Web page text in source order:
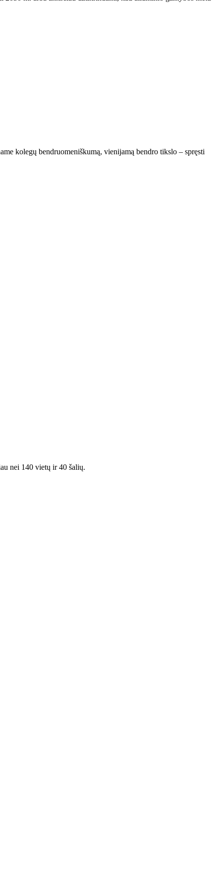
kolegų bendruomeniškumą, vienijamą bendro tikslo – spręsti
nei 140 vietų ir 40 šalių.